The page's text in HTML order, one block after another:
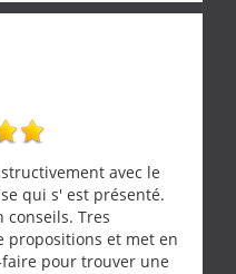
avec le
qui s' est présenté.
conseils. Tres
propositions et met en
pour trouver une